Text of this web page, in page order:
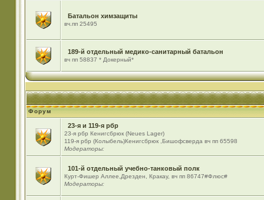
Батальон химзащиты
вч.пп 25495
189-й отдельный медико-санитарный батальон
вч пп 58837 * Докерный*
Форум
23-я и 119-я рбр
23-я рбр Кенигсбрюк (Neues Lager)
119-я рбр (Колыбель)Кенигсбрюк ,Бишофсверда вч пп 65598
Модераторы:
101-й отдельный учебно-танковый полк
Курт-Фишер Аллее,Дрезден, Кракау, вч пп 86747#Флюс#
Модераторы: